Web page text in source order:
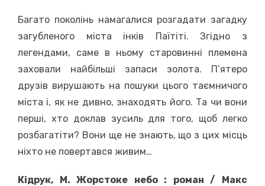
Багато поколінь намагалися розгадати загадку
загубленого міста інків Паїтіті. Згідно з
легендами, саме в ньому старовинні племена
заховали найбільші запаси золота. П’ятеро
друзів вирушають на пошуки цього таємничого
міста і, як не дивно, знаходять його. Та чи вони
перші, хто доклав зусиль для того, щоб легко
розбагатіти? Вони ще не знають, що з цих місць
ніхто не повертався живим…
Кідрук, М. Жорстоке небо : роман / Макс